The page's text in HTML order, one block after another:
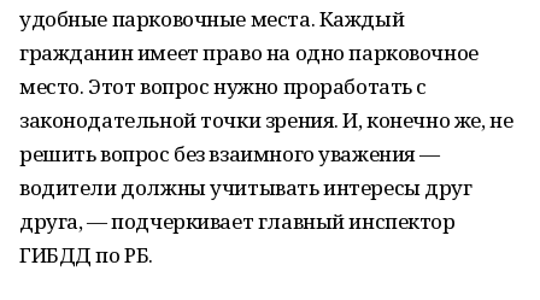
удобные парковочные места. Каждый
гражданин имеет право на одно парковочное
место. Этот вопрос нужно проработать с
законодательной точки зрения. И, конечно же, не
решить вопрос без взаимного уважения —
водители должны учитывать интересы друг
друга, — подчеркивает главный инспектор
ГИБДД по РБ.